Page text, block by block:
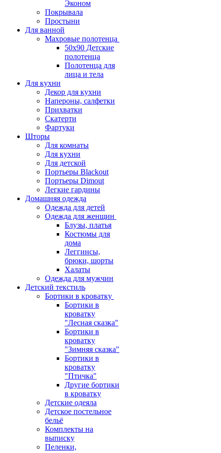
Эконом
Покрывала
Простыни
Для ванной
Махровые полотенца
50х90 Детские
полотенца
Полотенца для
лица и тела
Для кухни
Декор для кухни
Напероны, салфетки
Прихватки
Скатерти
Фартуки
Шторы
Для комнаты
Для кухни
Для детской
Портьеры Blackout
Портьеры Dimout
Легкие гардины
Домашняя одежда
Одежда для детей
Одежда для женщин
Блузы, платья
Костюмы для
дома
Леггинсы,
брюки, шорты
Халаты
Одежда для мужчин
Детский текстиль
Бортики в кроватку
Бортики в
кроватку
"Лесная сказка"
Бортики в
кроватку
"Зимняя сказка"
Бортики в
кроватку
"Птичка"
Другие бортики
в кроватку
Детские одеяла
Детское постельное
бельё
Комплекты на
выписку
Пеленки,